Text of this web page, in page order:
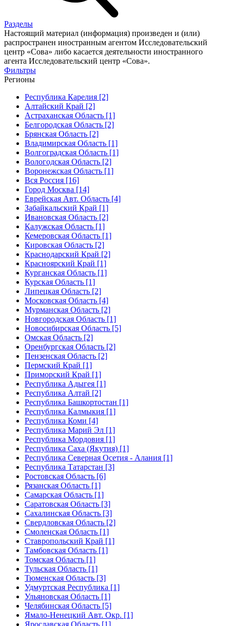
Разделы
Настоящий материал (информация) произведен и (или)
распространен иностранным агентом Исследовательский
центр «Сова» либо касается деятельности иностранного
агента Исследовательский центр «Сова».
Фильтры
Регионы
Республика Карелия [2]
Алтайский Край [2]
Астраханская Область [1]
Белгородская Область [2]
Брянская Область [2]
Владимирская Область [1]
Волгоградская Область [1]
Вологодская Область [2]
Воронежская Область [1]
Вся Россия [16]
Город Москва [14]
Еврейская Авт. Область [4]
Забайкальский Край [1]
Ивановская Область [2]
Калужская Область [1]
Кемеровская Область [1]
Кировская Область [2]
Краснодарский Край [2]
Красноярский Край [1]
Курганская Область [1]
Курская Область [1]
Липецкая Область [2]
Московская Область [4]
Мурманская Область [2]
Новгородская Область [1]
Новосибирская Область [5]
Омская Область [2]
Оренбургская Область [2]
Пензенская Область [2]
Пермский Край [1]
Приморский Край [1]
Республика Адыгея [1]
Республика Алтай [2]
Республика Башкортостан [1]
Республика Калмыкия [1]
Республика Коми [4]
Республика Марий Эл [1]
Республика Мордовия [1]
Республика Саха (Якутия) [1]
Республика Северная Осетия - Алания [1]
Республика Татарстан [3]
Ростовская Область [6]
Рязанская Область [1]
Самарская Область [1]
Саратовская Область [3]
Сахалинская Область [3]
Свердловская Область [2]
Смоленская Область [1]
Ставропольский Край [1]
Тамбовская Область [1]
Томская Область [1]
Тульская Область [1]
Тюменская Область [3]
Удмуртская Республика [1]
Ульяновская Область [1]
Челябинская Область [5]
Ямало-Ненецкий Авт. Окр. [1]
Ярославская Область [1]